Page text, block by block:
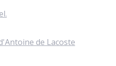
de Lacoste